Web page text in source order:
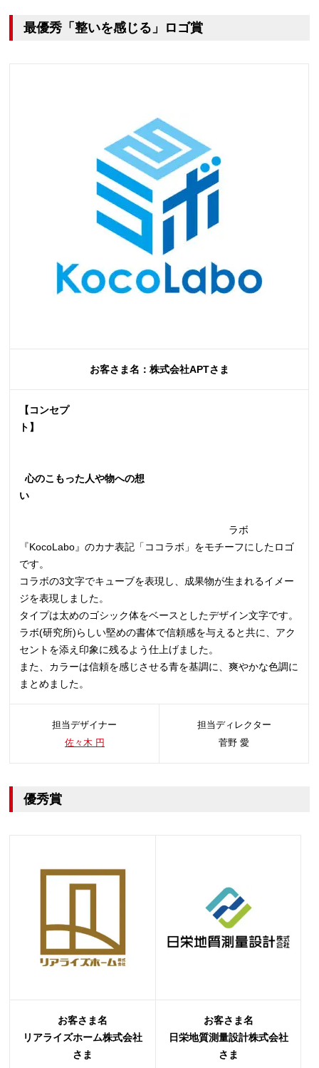
最優秀「整いを感じる」ロゴ賞
お客さま名：株式会社APTさま
【コンセプ
ト】
心のこもった人や物への想
い
ラボ
『KocoLabo』のカナ表記「ココラボ」をモチーフにしたロゴ
です。
コラボの3文字でキューブを表現し、成果物が生まれるイメー
ジを表現しました。
タイプは太めのゴシック体をベースとしたデザイン文字です。
ラボ(研究所)らしい堅めの書体で信頼感を与えると共に、アク
セントを添え印象に残るよう仕上げました。
また、カラーは信頼を感じさせる青を基調に、爽やかな色調に
まとめました。
担当デザイナー
佐々木 円
担当ディレクター
菅野 愛
優秀賞
お客さま名
リアライズホーム株式会社
さま
お客さま名
日栄地質測量設計株式会社
さま